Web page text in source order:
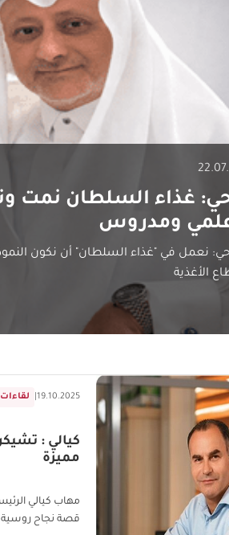
غذاء السلطان نمت
ومدروس
نعمل في "غذاء السلطان" أن نكون
الأغذية
لقاءات 19.10.2025
كيالي :
مميزة
مهاب كيالي
قصة نجاح روسية